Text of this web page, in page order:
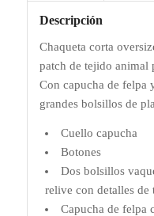
Descripción
Chaqueta corta
patch de tejido animal
Con capucha de felpa
grandes bolsillos de
Cuello capucha
Botones
Dos bolsillos
relive con detalles de
Capucha de felpa